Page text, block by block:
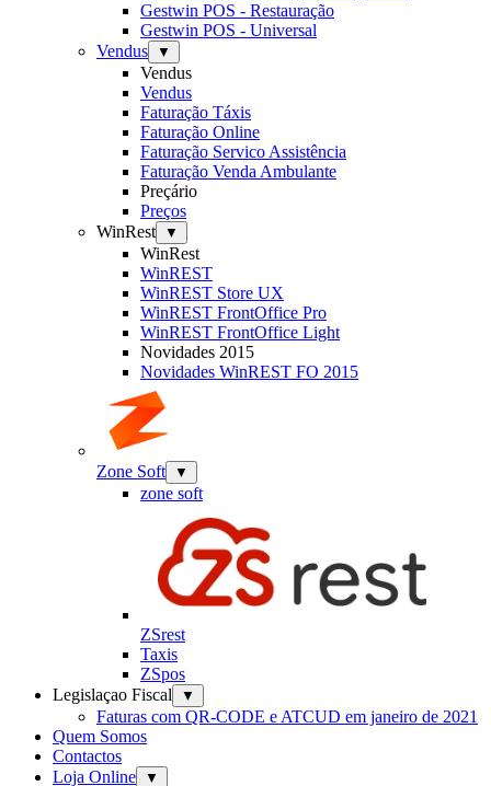
Gestwin POS - Restauração
Gestwin POS - Universal
Vendus
▼
Vendus
Vendus
Faturação Táxis
Faturação Online
Faturação Servico Assistência
Faturação Venda Ambulante
Preçário
Preços
WinRest
▼
WinRest
WinREST
WinREST Store UX
WinREST FrontOffice Pro
WinREST FrontOffice Light
Novidades 2015
Novidades WinREST FO 2015
Zone Soft ▼
zone soft
ZSrest
Taxis
ZSpos
Legislaçao Fiscal
▼
Faturas com QR-CODE e ATCUD em janeiro de 2021
Quem Somos
Contactos
Loja Online
▼